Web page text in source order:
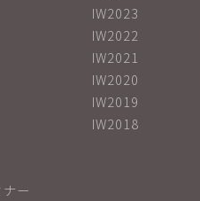
ー
IW2023
IW2022
IW2021
IW2020
IW2019
IW2018